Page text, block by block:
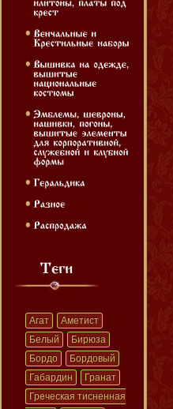
Агат
Аметист
Белый
Бирюза
Бордо
Бордовый
Габардин
Гранат
Греческая тисненная